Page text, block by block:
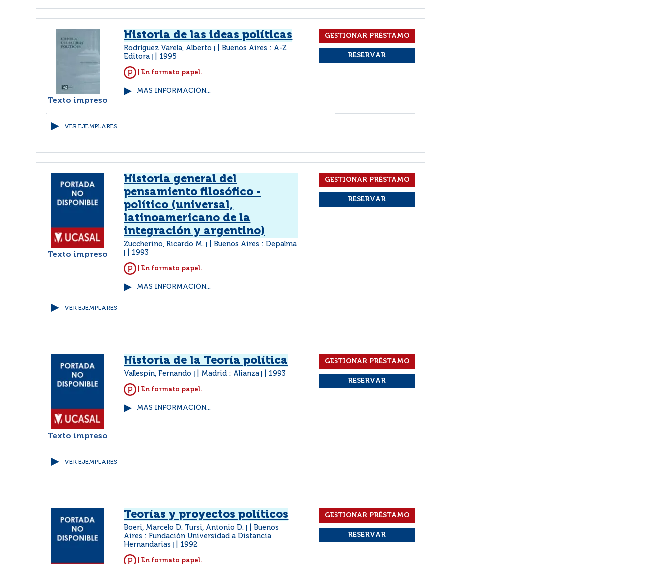
Texto impreso
Historia de las ideas políticas
Rodríguez Varela, Alberto
Buenos Aires : A-Z
Editora
1995
| En formato papel.
MÁS INFORMACIÓN...
VER EJEMPLARES
Texto impreso
Historia general del
pensamiento filosófico -
político (universal,
latinoamericano de la
integración y argentino)
Zuccherino, Ricardo M. Buenos Aires : Depalma
1993
| En formato papel.
MÁS INFORMACIÓN...
VER EJEMPLARES
Texto impreso
Historia de la Teoría política
Vallespín, Fernando Madrid : Alianza 1993
| En formato papel.
MÁS INFORMACIÓN...
VER EJEMPLARES
Teorías y proyectos políticos
Boeri, Marcelo D. Tursi, Antonio D.
Buenos
Aires : Fundación Universidad a Distancia
Hernandarias
1992
| En formato papel.